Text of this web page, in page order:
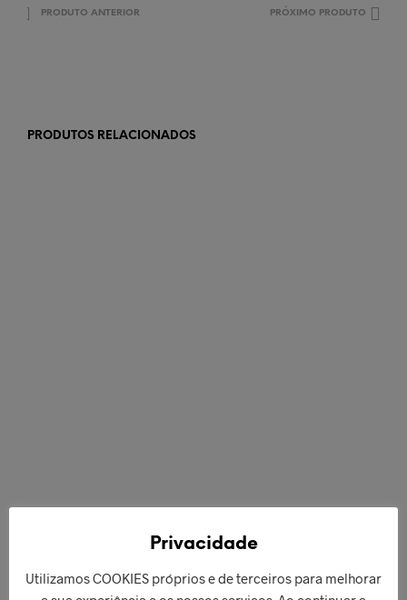
PRODUTO ANTERIOR PRÓXIMO PRODUTO
PRODUTOS RELACIONADOS
Privacidade
Utilizamos COOKIES próprios e de terceiros para melhorar